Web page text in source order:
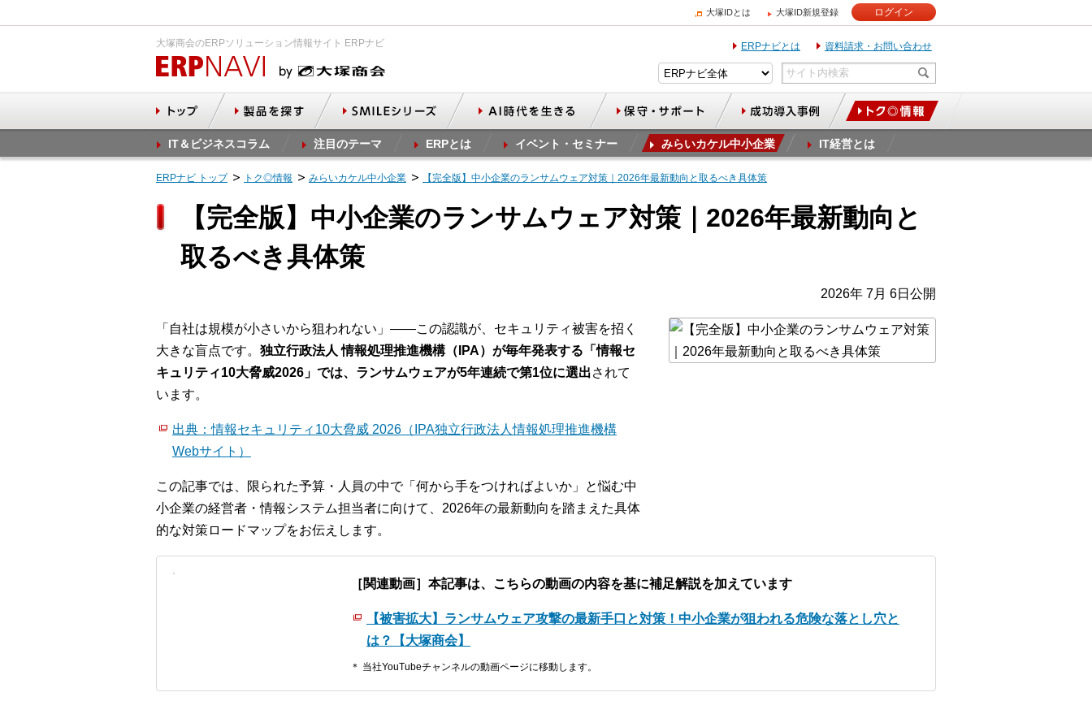
大塚IDとは 大塚ID新規登録 ログイン
大塚商会のERPソリューション情報サイト ERPナビ ERPナビとは 資料請求・お問い合わせ
IT＆ビジネスコラム 注目のテーマ ERPとは イベント・セミナー みらいカケル中小企業 IT経営とは
ERPナビ トップ トク◎情報 みらいカケル中小企業 【完全版】中小企業のランサムウェア対策｜2026年最新動向と取るべき具体策
【完全版】中小企業のランサムウェア対策｜2026年最新動向と
取るべき具体策
2026年 7月 6日公開
「自社は規模が小さいから狙われない」――この認識が、セキュリティ被害を招く
大きな盲点です。 独立行政法人 情報処理推進機構（IPA）が毎年発表する「情報セ
キュリティ10大脅威2026」では、ランサムウェアが5年連続で第1位に選出されて
います。
出典：情報セキュリティ10大脅威 2026（IPA独立行政法人情報処理推進機構
Webサイト）
この記事では、限られた予算・人員の中で「何から手をつければよいか」と悩む中
小企業の経営者・情報システム担当者に向けて、2026年の最新動向を踏まえた具体
的な対策ロードマップをお伝えします。
［関連動画］本記事は、こちらの動画の内容を基に補足解説を加えています
【被害拡大】ランサムウェア攻撃の最新手口と対策！中小企業が狙われる危険な落とし穴と
は？【大塚商会】
＊ 当社YouTubeチャンネルの動画ページに移動します。